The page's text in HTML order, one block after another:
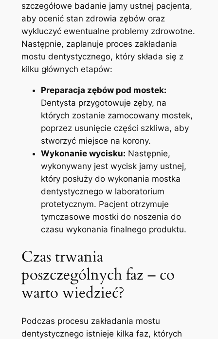
szczegółowe badanie jamy ustnej pacjenta,
aby ocenić stan zdrowia zębów oraz
wykluczyć ewentualne problemy zdrowotne.
Następnie, zaplanuje proces zakładania
mostu dentystycznego, który składa się z
kilku głównych etapów:
Preparacja zębów pod mostek:
Dentysta przygotowuje zęby, na
których zostanie zamocowany mostek,
poprzez usunięcie części szkliwa, aby
stworzyć miejsce na korony.
Wykonanie wycisku: Następnie,
wykonywany jest wycisk jamy ustnej,
który posłuży do wykonania mostka
dentystycznego w laboratorium
protetycznym. Pacjent otrzymuje
tymczasowe mostki do noszenia do
czasu wykonania finalnego produktu.
Czas trwania
poszczególnych faz – co
warto wiedzieć?
Podczas procesu zakładania mostu
dentystycznego istnieje kilka faz, których